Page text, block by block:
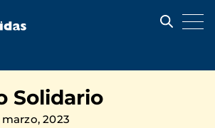
Solidario
2023